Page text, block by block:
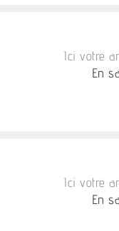
Ici votre
En
Ici votre
En